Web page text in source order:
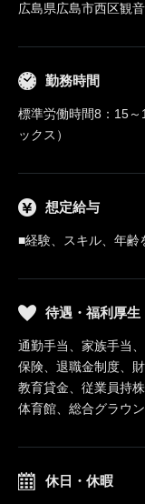
広島県広島市西区観
勤務時間
標準労働時間8：15
ックス）
想定給与
■経験、スキル、年齢
待遇・福利厚生
通勤手当、家族手当
保険、退職金制度、
教育貸金、従業員持
体育館、総合グラウ
休日・休暇